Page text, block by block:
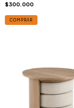
$300.000
COMPRAR